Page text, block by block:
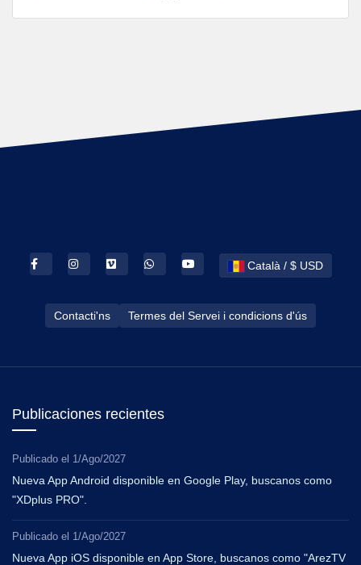
Català / $ USD
Contacti'ns Termes del Servei i condicions d'ús
Publicaciones recientes
Publicado el 1/Ago/2027
Nueva App Android disponible en Google Play, buscanos como
"XDplus PRO".
Publicado el 1/Ago/2027
Nueva App iOS disponible en App Store, buscanos como "ArezTV